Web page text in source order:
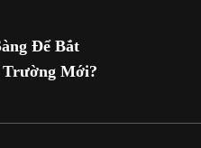
Để Bắt
Mới?